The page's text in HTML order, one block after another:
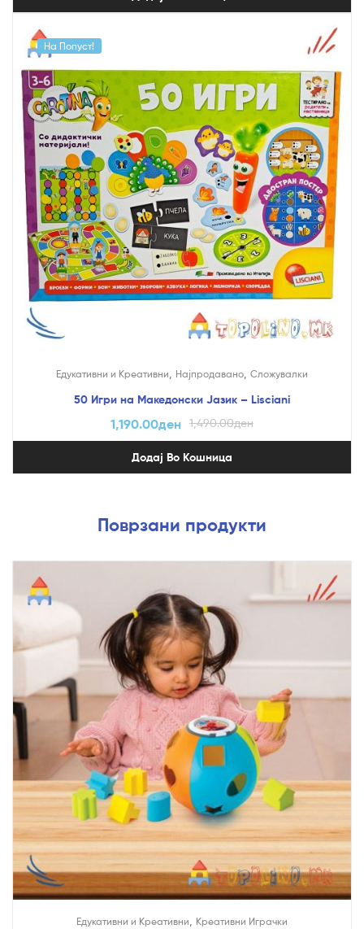
На Попуст!
Едукативни и Креативни Најпродавано Сложувалки
50 Игри на Македонски Јазик – Lisciani
1,490.00ден
1,190.00ден
Додај Во Кошница
Поврзани продукти
Едукативни и Креативни Креативни Играчки